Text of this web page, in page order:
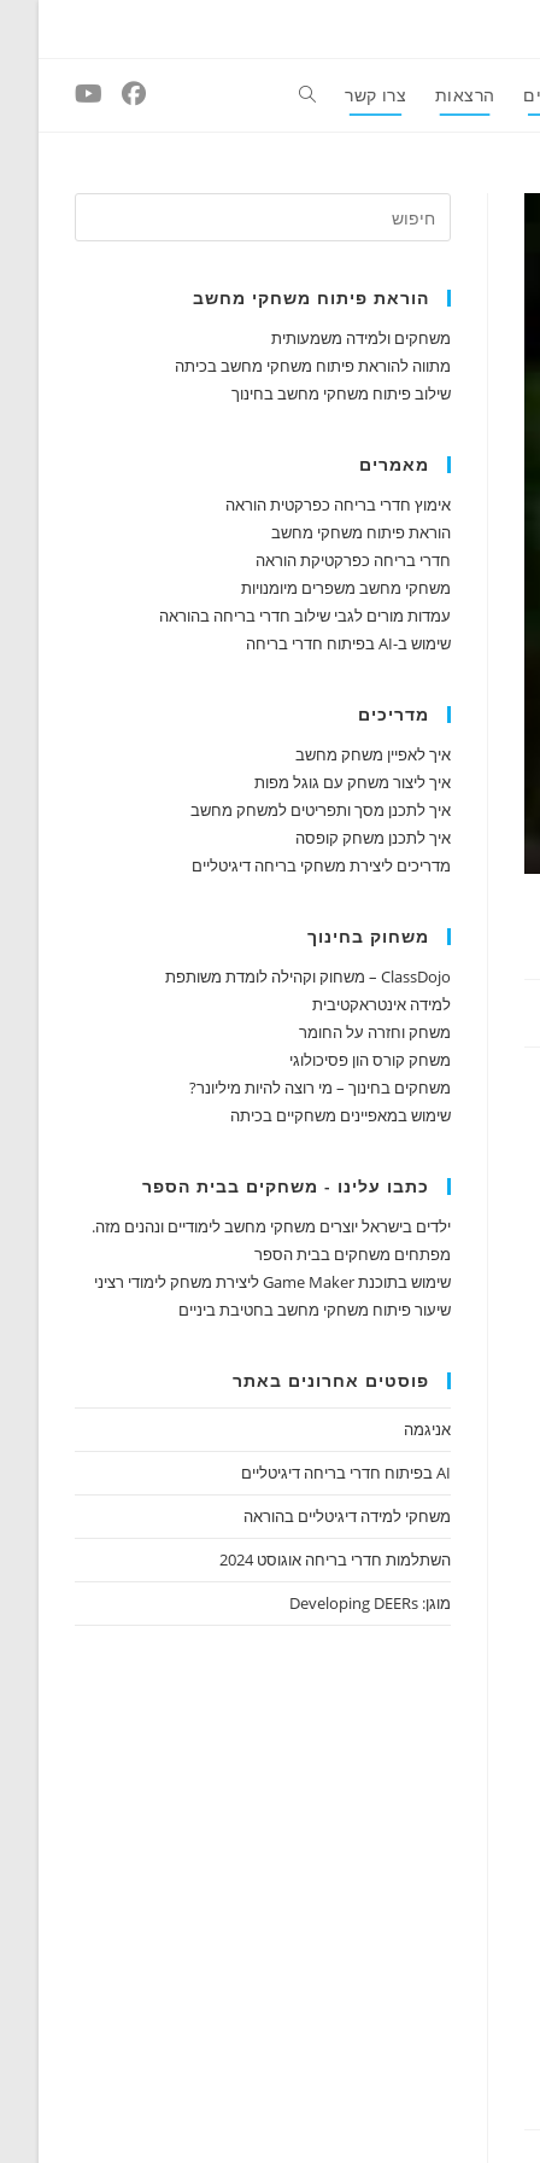
הרצאות צרו קשר Toggle
search
הוראת פיתוח משחקי מחשב
משחקים ולמידה משמעותית
מתווה להוראת פיתוח משחקי מחשב בכיתה
שילוב פיתוח משחקי מחשב בחינוך
מאמרים
אימוץ חדרי בריחה כפרקטית הוראה
הוראת פיתוח משחקי מחשב
חדרי בריחה כפרקטיקת הוראה
משחקי מחשב משפרים מיומנויות
עמדות מורים לגבי שילוב חדרי בריחה בהוראה
שימוש ב-AI בפיתוח חדרי בריחה
מדריכים
איך לאפיין משחק מחשב
איך ליצור משחק עם גוגל מפות
איך לתכנן מסך ותפריטים למשחק מחשב
איך לתכנן משחק קופסה
מדריכים ליצירת משחקי בריחה דיגיטליים
משחוק בחינוך
ClassDojo – משחוק וקהילה לומדת משותפת
למידה אינטראקטיבית
משחק וחזרה על החומר
משחק קורס הון פסיכולוגי
משחקים בחינוך – מי רוצה להיות מיליונר?
שימוש במאפיינים משחקיים בכיתה
כתבו עלינו - משחקים בבית הספר
ילדים בישראל יוצרים משחקי מחשב לימודיים ונהנים מזה.
מפתחים משחקים בבית הספר
שימוש בתוכנת Game Maker ליצירת משחק לימודי רציני
שיעור פיתוח משחקי מחשב בחטיבת ביניים
פוסטים אחרונים באתר
אניגמה
AI בפיתוח חדרי בריחה דיגיטליים
משחקי למידה דיגיטליים בהוראה
השתלמות חדרי בריחה אוגוסט 2024
מוגן: Developing DEERs